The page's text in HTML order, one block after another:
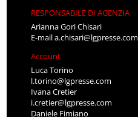
RESPONSABILE DI AGENZIA
Arianna Gori Chisari
E-maila.chisari@lgpresse.com
Account
Luca Torino
l.torino@lgpresse.com
Ivana Cretier
i.cretier@lgpresse.com
Daniele Fimiano